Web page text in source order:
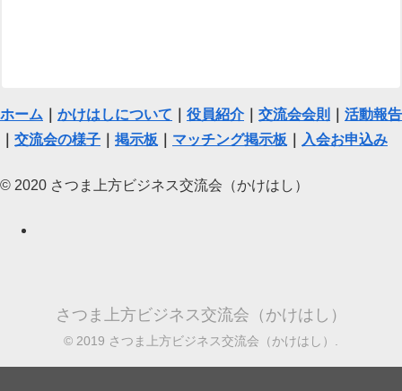
ホーム かけはしについて 役員紹介｜ 交流会会則
活動報告
交流会の様子 掲示板 マッチング掲示板 入会お申込み
© 2020 さつま上方ビジネス交流会（かけはし）
さつま上方ビジネス交流会（かけはし）
© 2019 さつま上方ビジネス交流会（かけはし）.